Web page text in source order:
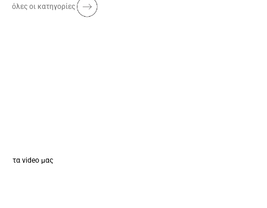
όλες οι κατηγορίες
τα video μας